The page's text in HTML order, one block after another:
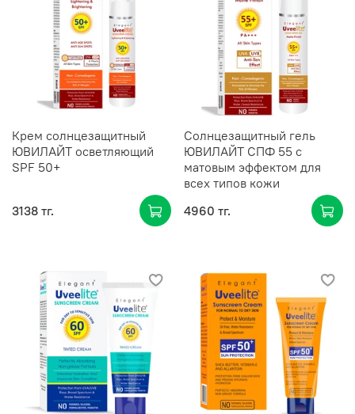
Крем солнцезащитный
ЮВИЛАЙТ осветляющий
SPF 50+
3138 тг.
Солнцезащитный гель
ЮВИЛАЙТ СПФ 55 с
матовым эффектом для
всех типов кожи
4960 тг.